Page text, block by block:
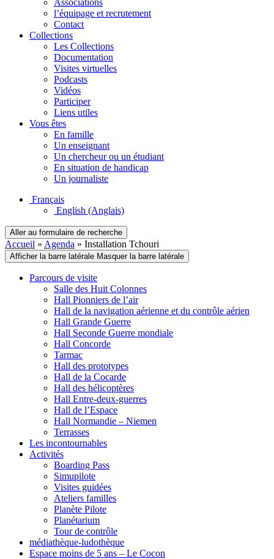
Associations
l’équipage et recrutement
Contact
Collections
Les Collections
Documentation
Visites virtuelles
Podcasts
Vidéos
Participer
Liens utiles
Vous êtes
En famille
Un enseignant
Un chercheur ou un étudiant
En situation de handicap
Un journaliste
Français
English (Anglais)
Aller au formulaire de recherche
Accueil » Agenda » Installation Tchouri
Afficher la barre latérale Masquer la barre latérale
Parcours de visite
Salle des Huit Colonnes
Hall Pionniers de l’air
Hall de la navigation aérienne et du contrôle aérien
Hall Grande Guerre
Hall Seconde Guerre mondiale
Hall Concorde
Tarmac
Hall des prototypes
Hall de la Cocarde
Hall des hélicoptères
Hall Entre-deux-guerres
Hall de l’Espace
Hall Normandie – Niemen
Terrasses
Les incontournables
Activités
Boarding Pass
Simupilote
Visites guidées
Ateliers familles
Planète Pilote
Planétarium
Tour de contrôle
médiathèque-ludothèque
Espace moins de 5 ans – Le Cocon